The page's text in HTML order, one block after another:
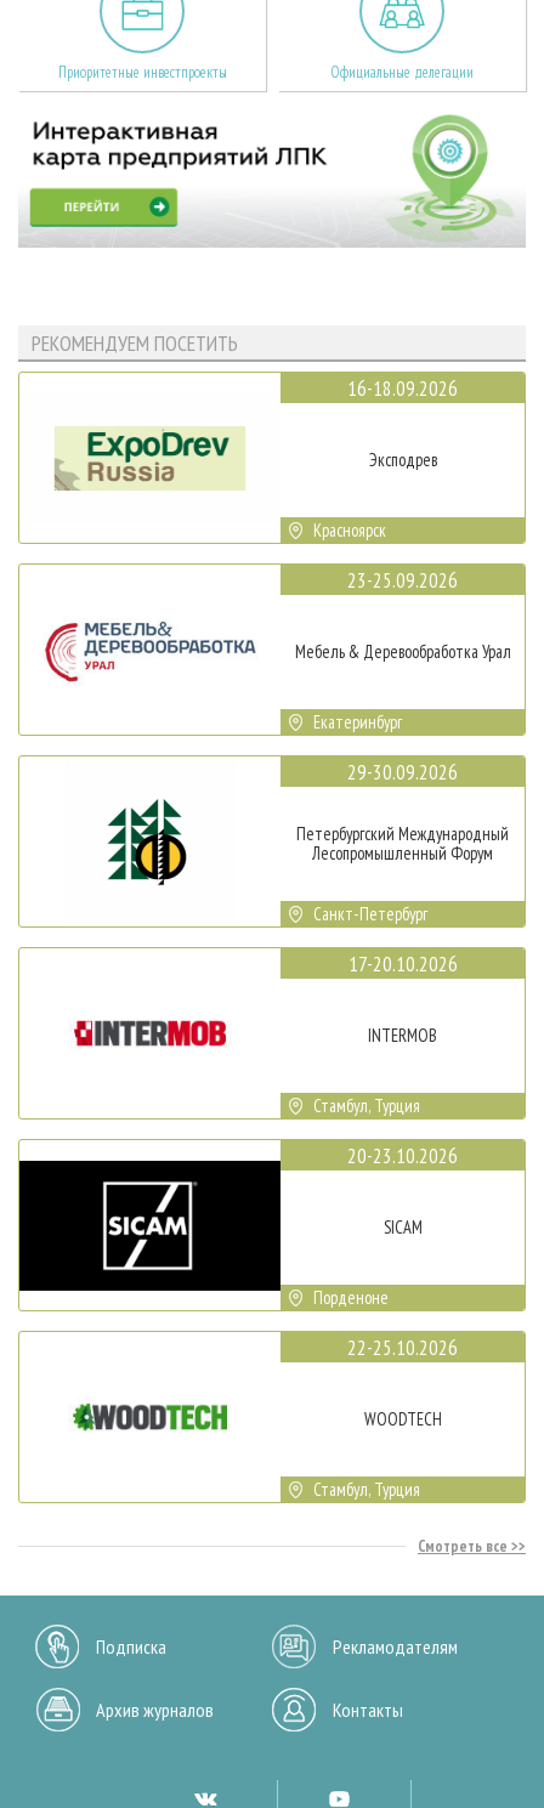
Приоритетные инвестпроекты Официальные делегации
РЕКОМЕНДУЕМ ПОСЕТИТЬ
16-18.09.2026
Эксподрев
Красноярск
23-25.09.2026
Мебель & Деревообработка Урал
Екатеринбург
29-30.09.2026
Петербургский Международный
Лесопромышленный Форум
Санкт-Петербург
17-20.10.2026
INTERMOB
Стамбул, Турция
20-23.10.2026
SICAM
Порденоне
22-25.10.2026
WOODTECH
Стамбул, Турция
Смотреть все
Подписка Рекламодателям
Архив журналов Контакты